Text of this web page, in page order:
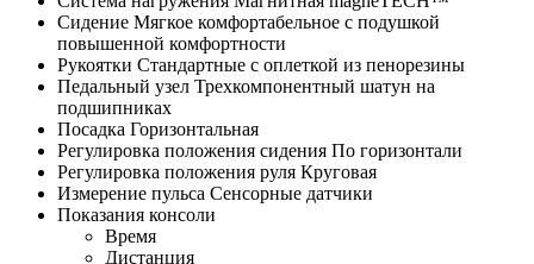
Сидение Мягкое комфортабельное с подушкой
повышенной комфортности
Рукоятки Стандартные с оплеткой из пенорезины
Педальный узел Трехкомпонентный шатун на
подшипниках
Посадка Горизонтальная
Регулировка положения сидения По горизонтали
Регулировка положения руля Круговая
Измерение пульса Сенсорные датчики
Показания консоли
Время
Дистанция